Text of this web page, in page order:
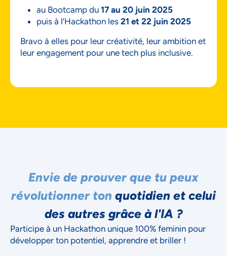
au Bootcamp du 17 au 20 juin 2025
puis à l’Hackathon les 21 et 22 juin 2025
Bravo à elles pour leur créativité, leur ambition et
leur engagement pour une tech plus inclusive.
Envie de prouver que tu peux
révolutionner ton quotidien et celui
des autres grâce à l'IA ?
Participe à un Hackathon unique 100% feminin pour
développer ton potentiel, apprendre et briller !